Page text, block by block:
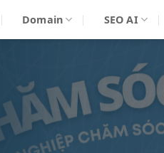
Domain SEO AI